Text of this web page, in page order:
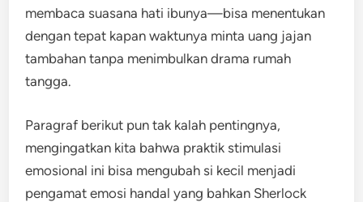
membaca suasana hati ibunya—bisa menentukan
dengan tepat kapan waktunya minta uang jajan
tambahan tanpa menimbulkan drama rumah
tangga.
Paragraf berikut pun tak kalah pentingnya,
mengingatkan kita bahwa praktik stimulasi
emosional ini bisa mengubah si kecil menjadi
pengamat emosi handal yang bahkan Sherlock